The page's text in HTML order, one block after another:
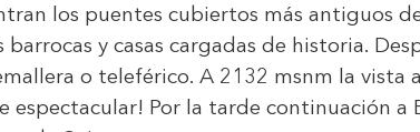
los puentes cubiertos más antiguos
barrocas y casas cargadas de historia.
o teleférico. A 2132 msnm la vista
espectacular! Por la tarde continuación a